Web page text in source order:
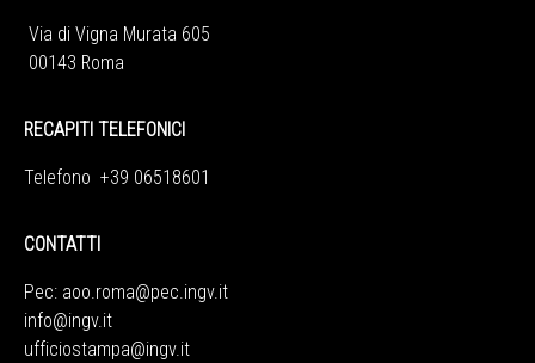
Via di Vigna Murata 605
00143 Roma
RECAPITI TELEFONICI
Telefono +39 06518601
CONTATTI
Pec: aoo.roma@pec.ingv.it
info@ingv.it
ufficiostampa@ingv.it